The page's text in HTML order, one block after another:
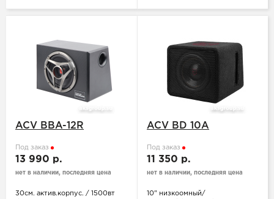
ACV BBA-12R
Под заказ
13 990 р.
нет в наличии, последняя цена
30см. актив.корпус. / 1500вт
ACV BD 10A
Под заказ
11 350 р.
нет в наличии, последняя цена
10" низкоомный/